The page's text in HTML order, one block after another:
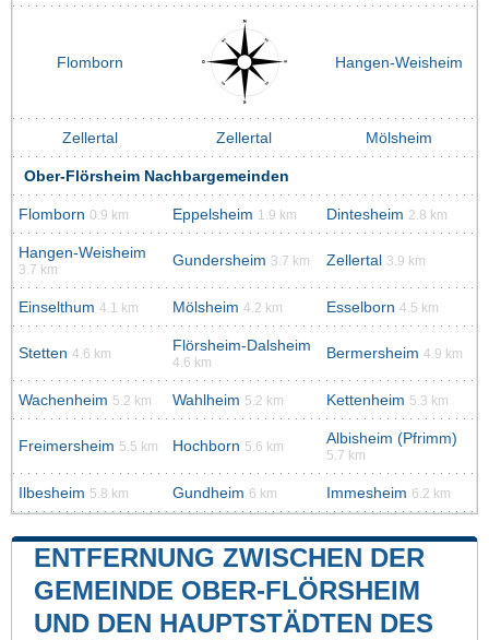
Flomborn Hangen-Weisheim
Zellertal Zellertal Mölsheim
Ober-Flörsheim Nachbargemeinden
Flomborn 0.9 km Eppelsheim 1.9 km Dintesheim 2.8 km
Hangen-Weisheim
3.7 km
Gundersheim 3.7 km Zellertal 3.9 km
Einselthum 4.1 km Mölsheim 4.2 km Esselborn 4.5 km
Stetten 4.6 km Flörsheim-Dalsheim
4.6 km
Bermersheim 4.9 km
Wachenheim 5.2 km Wahlheim 5.2 km Kettenheim 5.3 km
Freimersheim 5.5 km Hochborn 5.6 km Albisheim (Pfrimm)
5.7 km
Ilbesheim 5.8 km Gundheim 6 km Immesheim 6.2 km
ENTFERNUNG ZWISCHEN DER
GEMEINDE OBER-FLÖRSHEIM
UND DEN HAUPTSTÄDTEN DES